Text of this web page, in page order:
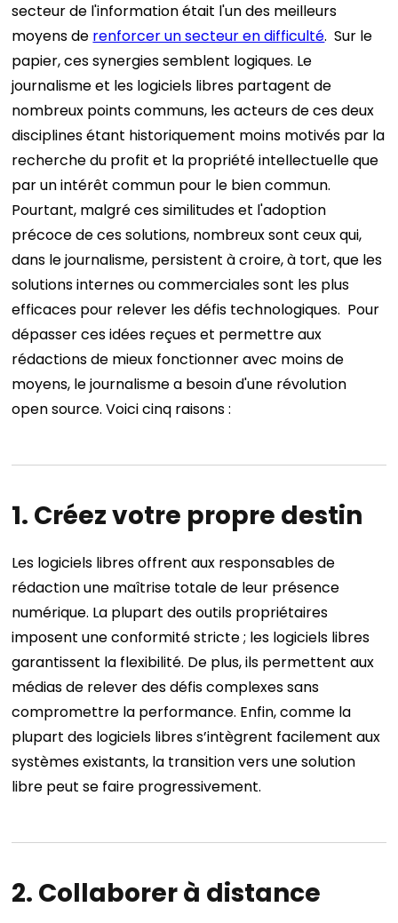
secteur de l'information était l'un des meilleurs
moyens de renforcer un secteur en difficulté. Sur le
papier, ces synergies semblent logiques. Le
journalisme et les logiciels libres partagent de
nombreux points communs, les acteurs de ces deux
disciplines étant historiquement moins motivés par la
recherche du profit et la propriété intellectuelle que
par un intérêt commun pour le bien commun.
Pourtant, malgré ces similitudes et l'adoption
précoce de ces solutions, nombreux sont ceux qui,
dans le journalisme, persistent à croire, à tort, que les
solutions internes ou commerciales sont les plus
efficaces pour relever les défis technologiques. Pour
dépasser ces idées reçues et permettre aux
rédactions de mieux fonctionner avec moins de
moyens, le journalisme a besoin d'une révolution
open source. Voici cinq raisons :
1. Créez votre propre destin
Les logiciels libres offrent aux responsables de
rédaction une maîtrise totale de leur présence
numérique. La plupart des outils propriétaires
imposent une conformité stricte ; les logiciels libres
garantissent la flexibilité. De plus, ils permettent aux
médias de relever des défis complexes sans
compromettre la performance. Enfin, comme la
plupart des logiciels libres s’intègrent facilement aux
systèmes existants, la transition vers une solution
libre peut se faire progressivement.
2. Collaborer à distance